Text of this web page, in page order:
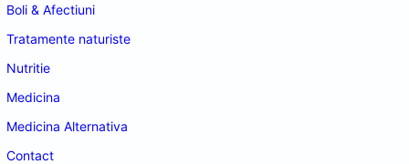
Boli & Afectiuni
Tratamente naturiste
Nutritie
Medicina
Medicina Alternativa
Contact